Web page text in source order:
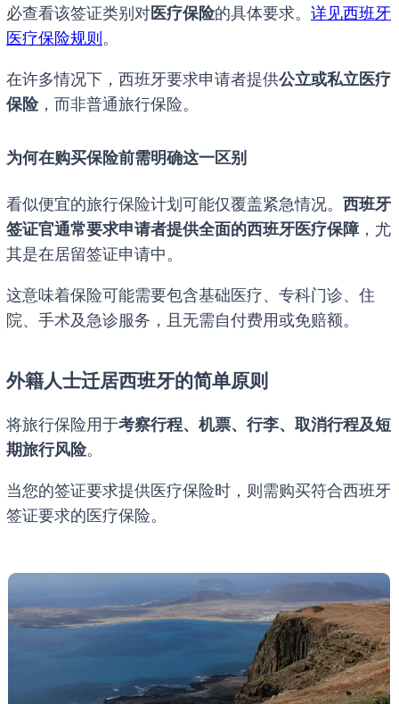
必查看该签证类别对医疗保险的具体要求。 详见西班牙
医疗保险规则。
在许多情况下，西班牙要求申请者提供公立或私立医疗
保险，而非普通旅行保险。
为何在购买保险前需明确这一区别
看似便宜的旅行保险计划可能仅覆盖紧急情况。 西班牙
签证官通常要求申请者提供全面的西班牙医疗保障，尤
其是在居留签证申请中。
这意味着保险可能需要包含基础医疗、专科门诊、住
院、手术及急诊服务，且无需自付费用或免赔额。
外籍人士迁居西班牙的简单原则
将旅行保险用于考察行程、机票、行李、取消行程及短
期旅行风险。
当您的签证要求提供医疗保险时，则需购买符合西班牙
签证要求的医疗保险。